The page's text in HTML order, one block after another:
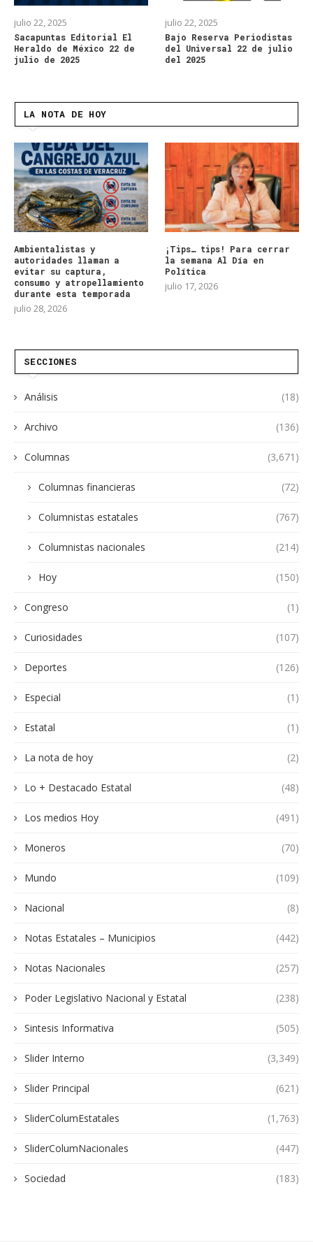
julio 22, 2025
Sacapuntas Editorial El
Heraldo de México 22 de
julio de 2025
julio 22, 2025
Bajo Reserva Periodistas
del Universal 22 de julio
del 2025
LA NOTA DE HOY
Ambientalistas y
autoridades llaman a
evitar su captura,
consumo y atropellamiento
durante esta temporada
julio 28, 2026
¡Tips… tips! Para cerrar
la semana Al Día en
Política
julio 17, 2026
SECCIONES
Análisis (18)
Archivo (136)
Columnas (3,671)
Columnas financieras (72)
Columnistas estatales (767)
Columnistas nacionales (214)
Hoy (150)
Congreso (1)
Curiosidades (107)
Deportes (126)
Especial (1)
Estatal (1)
La nota de hoy (2)
Lo + Destacado Estatal (48)
Los medios Hoy (491)
Moneros (70)
Mundo (109)
Nacional (8)
Notas Estatales – Municipios (442)
Notas Nacionales (257)
Poder Legislativo Nacional y Estatal (238)
Sintesis Informativa (505)
Slider Interno (3,349)
Slider Principal (621)
SliderColumEstatales (1,763)
SliderColumNacionales (447)
Sociedad (183)